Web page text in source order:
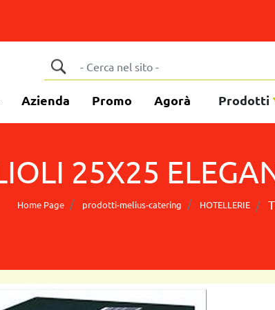
Azienda Promo Agorà Prodotti
25X25
Home Page prodotti-melius-catering HOTELLERIE